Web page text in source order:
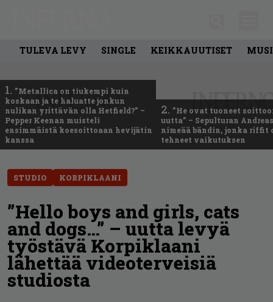
TULEVA LEVY SINGLE KEIKKAUUTISET
1. ”Metallica on tiukempi kuin
koskaan ja te haluatte jonkun
nulikan yrittävän olla Hetfield?” –
Pepper Keenan muisteli
ensimmäistä koesoittoaan hevijätin
kanssa
2. ”He ovat tuoneet
uutta” – Sepulturan
nimeää bändin, jonka riffit
tehneet vaikutuksen
STUDIO KORPIKLAANI
”Hello boys and girls, cats
and dogs…” – uutta levyä
työstävä Korpiklaani
lähettää videoterveisiä
studiosta